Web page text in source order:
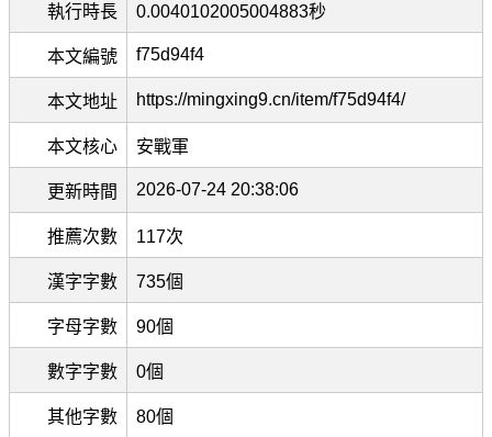
執行時長 0.0040102005004883秒
本文編號 f75d94f4
本文地址 https://mingxing9.cn/item/f75d94f4/
本文核心 安戰軍
更新時間 2026-07-24 20:38:06
推薦次數 117次
漢字字數 735個
字母字數 90個
數字字數 0個
其他字數 80個